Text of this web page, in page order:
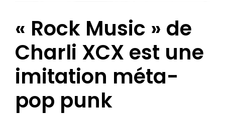
« Rock Music » de
Charli XCX est une
imitation méta-
pop punk